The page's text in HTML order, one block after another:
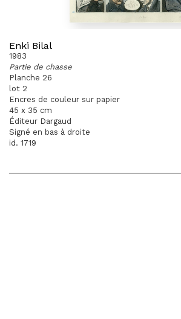
Enki Bilal
1983
Partie de chasse
Planche 26
lot 2
Encres de couleur sur papier
45 x 35 cm
Éditeur Dargaud
Signé en bas à droite
id. 1719